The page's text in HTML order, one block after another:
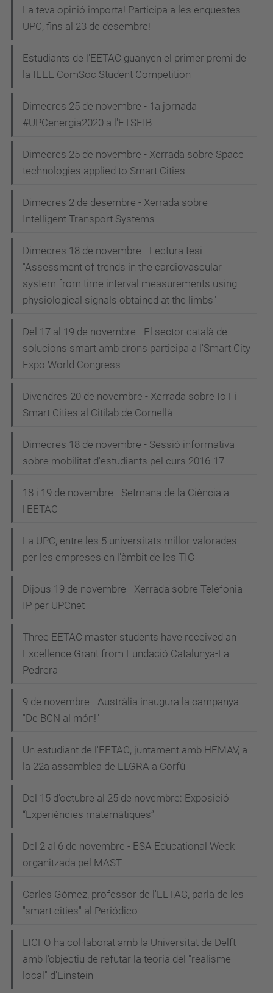
La teva opinió importa! Participa a les enquestes
UPC, fins al 23 de desembre!
Estudiants de l'EETAC guanyen el primer premi de
la IEEE ComSoc Student Competition
Dimecres 25 de novembre - 1a jornada
#UPCenergia2020 a l'ETSEIB
Dimecres 25 de novembre - Xerrada sobre Space
technologies applied to Smart Cities
Dimecres 2 de desembre - Xerrada sobre
Intelligent Transport Systems
Dimecres 18 de novembre - Lectura tesi
"Assessment of trends in the cardiovascular
system from time interval measurements using
physiological signals obtained at the limbs"
Del 17 al 19 de novembre - El sector català de
solucions smart amb drons participa a l'Smart City
Expo World Congress
Divendres 20 de novembre - Xerrada sobre IoT i
Smart Cities al Citilab de Cornellà
Dimecres 18 de novembre - Sessió informativa
sobre mobilitat d'estudiants pel curs 2016-17
18 i 19 de novembre - Setmana de la Ciència a
l'EETAC
La UPC, entre les 5 universitats millor valorades
per les empreses en l'àmbit de les TIC
Dijous 19 de novembre - Xerrada sobre Telefonia
IP per UPCnet
Three EETAC master students have received an
Excellence Grant from Fundació Catalunya-La
Pedrera
9 de novembre - Austràlia inaugura la campanya
"De BCN al món!"
Un estudiant de l'EETAC, juntament amb HEMAV, a
la 22a assamblea de ELGRA a Corfú
Del 15 d'octubre al 25 de novembre: Exposició
“Experiències matemàtiques”
Del 2 al 6 de novembre - ESA Educational Week
organitzada pel MAST
Carles Gómez, professor de l'EETAC, parla de les
"smart cities" al Periódico
L'ICFO ha col·laborat amb la Universitat de Delft
amb l'objectiu de refutar la teoria del "realisme
local" d'Einstein